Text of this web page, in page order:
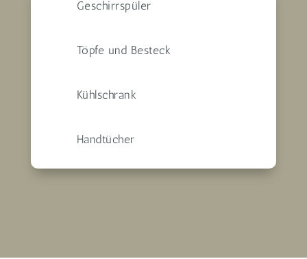
Geschirrspüler
Töpfe und Besteck
Kühlschrank
Handtücher